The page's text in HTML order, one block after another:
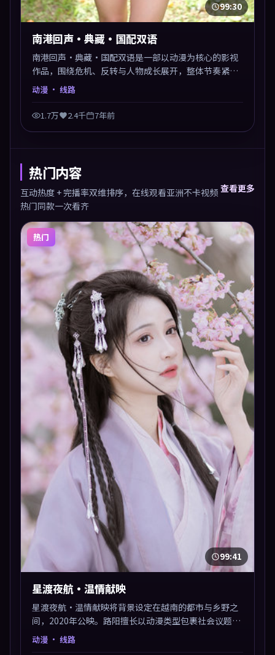
99:30
南港回声·典藏·国配双语
南港回声·典藏·国配双语是一部以动漫为核心的影视
作品，围绕危机、反转与人物成长展开，整体节奏紧
凑，值得推荐观看。
动漫 · 线路
1.7万 2.4千 7年前
热门内容
互动热度 + 完播率双维排序，在线观看亚洲不卡视频
热门同款一次看齐
查看更多
热门
99:41
星渡夜航·温情献映
星渡夜航·温情献映将背景设定在越南的都市与乡野之
间，2020年公映。路阳擅长以动漫类型包裹社会议题，
节奏张弛有度，留白处耐人寻味。剪辑利落，悬念钩子
分布均匀，适合一口气看完。
动漫 · 线路